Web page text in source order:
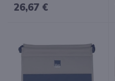
26,67 €